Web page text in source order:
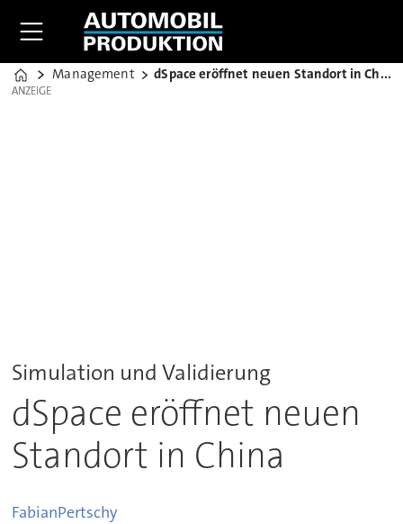
Home
Management dSpace eröffnet neuen Standort in China
ANZEIGE
ANZEIGE
Simulation und Validierung
dSpace eröffnet neuen
Standort in China
FabianPertschy